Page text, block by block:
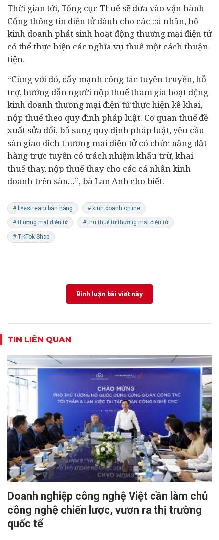
Thời gian tới, Tổng cục Thuế sẽ đưa vào vận hành
Cổng thông tin điện tử dành cho các cá nhân, hộ
kinh doanh phát sinh hoạt động thương mại điện tử
có thể thực hiện các nghĩa vụ thuế một cách thuận
tiện.
“Cùng với đó, đẩy mạnh công tác tuyên truyền, hỗ
trợ, hướng dẫn người nộp thuế tham gia hoạt động
kinh doanh thương mại điện tử thực hiện kê khai,
nộp thuế theo quy định pháp luật. Cơ quan thuế đề
xuất sửa đổi, bổ sung quy định pháp luật, yêu cầu
sàn giao dịch thương mại điện tử có chức năng đặt
hàng trực tuyến có trách nhiệm khấu trừ, khai
thuế thay, nộp thuế thay cho các cá nhân kinh
doanh trên sàn…”, bà Lan Anh cho biết.
# livestream bán hàng # kinh doanh online
# thương mại điện tử # thu thuế từ thương mại điện tử
# TikTok Shop
Bình luận bài viết này
TIN LIÊN QUAN
Doanh nghiệp công nghệ Việt cần làm chủ
công nghệ chiến lược, vươn ra thị trường
quốc tế